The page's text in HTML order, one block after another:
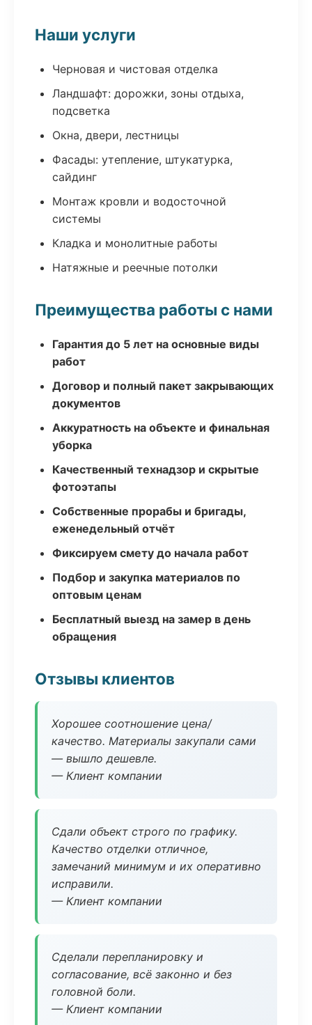
Наши услуги
Черновая и чистовая отделка
Ландшафт: дорожки, зоны отдыха,
подсветка
Окна, двери, лестницы
Фасады: утепление, штукатурка,
сайдинг
Монтаж кровли и водосточной
системы
Кладка и монолитные работы
Натяжные и реечные потолки
Преимущества работы с нами
Гарантия до 5 лет на основные виды
работ
Договор и полный пакет закрывающих
документов
Аккуратность на объекте и финальная
уборка
Качественный технадзор и скрытые
фотоэтапы
Собственные прорабы и бригады,
еженедельный отчёт
Фиксируем смету до начала работ
Подбор и закупка материалов по
оптовым ценам
Бесплатный выезд на замер в день
обращения
Отзывы клиентов
Хорошее соотношение цена/
качество. Материалы закупали сами
— вышло дешевле.
— Клиент компании
Сдали объект строго по графику.
Качество отделки отличное,
замечаний минимум и их оперативно
исправили.
— Клиент компании
Сделали перепланировку и
согласование, всё законно и без
головной боли.
— Клиент компании